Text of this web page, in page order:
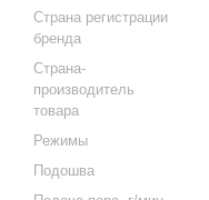
Страна регистрации
бренда
Страна-
производитель
товара
Режимы
Подошва